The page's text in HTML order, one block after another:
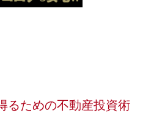
るための不動産投資術